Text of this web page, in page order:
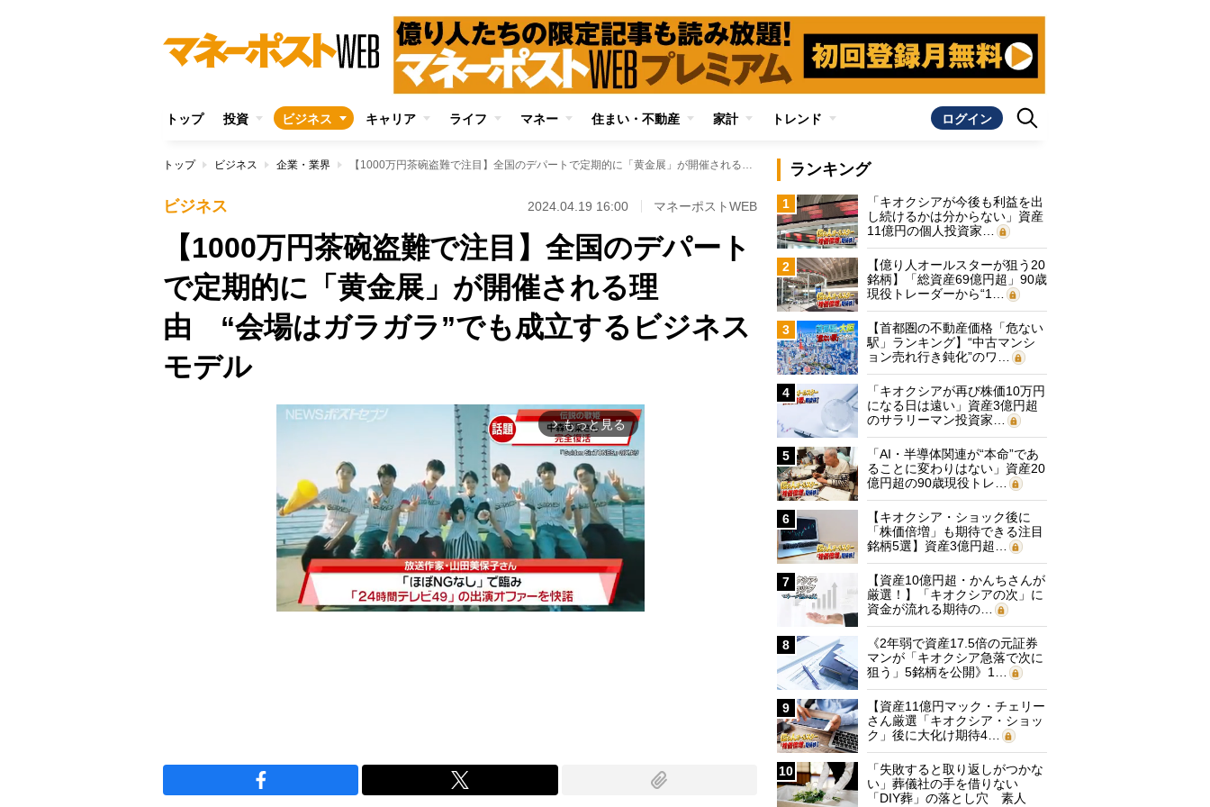
トップ 投資 ビジネス キャリア ライフ マネー 住まい・不動産 家計 トレンド ログイン
トップ ビジネス 企業・業界 【1000万円茶碗盗難で注目】全国のデパートで定期的に「黄金展」が開催される理由 “会場はガラガラ”でも成立するビジネスモデル
ビジネス 2024.04.19 16:00 マネーポストWEB
【1000万円茶碗盗難で注目】全国のデパート
で定期的に「黄金展」が開催される理
由 “会場はガラガラ”でも成立するビジネス
モデル
arrow_forward_ios もっと見る
ランキング
1
「キオクシアが今後も利益を出
し続けるかは分からない」資産
11億円の個人投資家…
2
【億り人オールスターが狙う20
銘柄】「総資産69億円超」90歳
現役トレーダーから“1…
3
【首都圏の不動産価格「危ない
駅」ランキング】“中古マンシ
ョン売れ行き鈍化”のワ…
4
「キオクシアが再び株価10万円
になる日は遠い」資産3億円超
のサラリーマン投資家…
5
「AI・半導体関連が“本命”であ
ることに変わりはない」資産20
億円超の90歳現役トレ…
6
【キオクシア・ショック後に
「株価倍増」も期待できる注目
銘柄5選】資産3億円超…
7
【資産10億円超・かんちさんが
厳選！】「キオクシアの次」に
資金が流れる期待の…
8
《2年弱で資産17.5倍の元証券
マンが「キオクシア急落で次に
狙う」5銘柄を公開》1…
9
【資産11億円マック・チェリー
さん厳選「キオクシア・ショッ
ク」後に大化け期待4…
10
「失敗すると取り返しがつかな
い」葬儀社の手を借りない
「DIY葬」の落とし穴 素人